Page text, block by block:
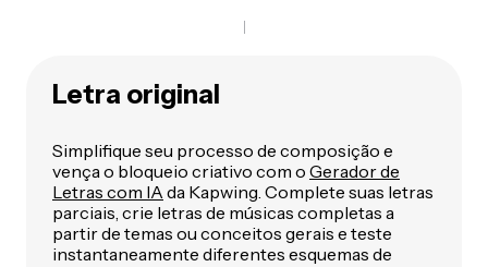
Letra original
Simplifique seu processo de composição e
vença o bloqueio criativo com o Gerador de
Letras com IA da Kapwing. Complete suas letras
parciais, crie letras de músicas completas a
partir de temas ou conceitos gerais e teste
instantaneamente diferentes esquemas de